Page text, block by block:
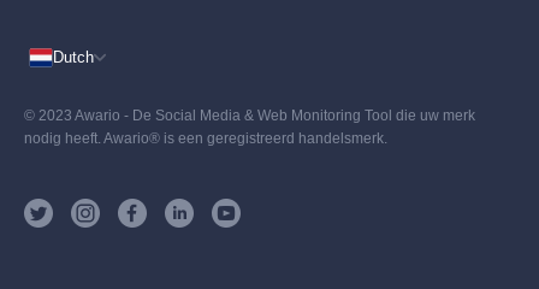
Dutch
© 2023 Awario - De Social Media & Web Monitoring Tool die uw merk
nodig heeft. Awario® is een geregistreerd handelsmerk.